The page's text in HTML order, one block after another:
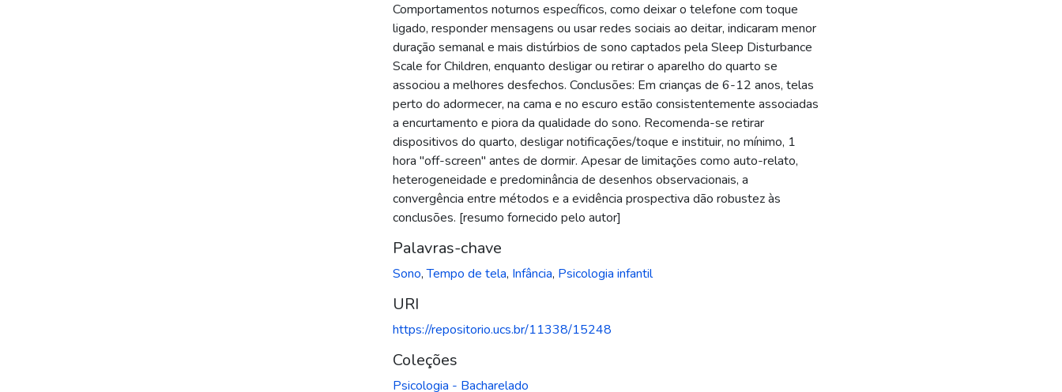
Comportamentos noturnos específicos, como deixar o telefone com toque
ligado, responder mensagens ou usar redes sociais ao deitar, indicaram menor
duração semanal e mais distúrbios de sono captados pela Sleep Disturbance
Scale for Children, enquanto desligar ou retirar o aparelho do quarto se
associou a melhores desfechos. Conclusões: Em crianças de 6-12 anos, telas
perto do adormecer, na cama e no escuro estão consistentemente associadas
a encurtamento e piora da qualidade do sono. Recomenda-se retirar
dispositivos do quarto, desligar notificações/toque e instituir, no mínimo, 1
hora "off-screen" antes de dormir. Apesar de limitações como auto-relato,
heterogeneidade e predominância de desenhos observacionais, a
convergência entre métodos e a evidência prospectiva dão robustez às
conclusões. [resumo fornecido pelo autor]
Palavras-chave
Sono,Tempo de tela, Infância, Psicologia infantil
URI
https://repositorio.ucs.br/11338/15248
Coleções
Psicologia - Bacharelado